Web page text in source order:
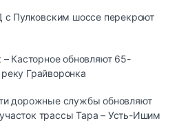
с Пулковским шоссе перекроют
– Касторное обновляют 65-
Грайворонка
дорожные службы обновляют
трассы Тара – Усть-Ишим